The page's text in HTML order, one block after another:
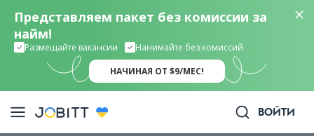
Представляем пакет без комиссии за
найм!
Размещайте вакансии Нанимайте без комиссий
НАЧИНАЯ ОТ $9/МЕС!
ВОЙТИ